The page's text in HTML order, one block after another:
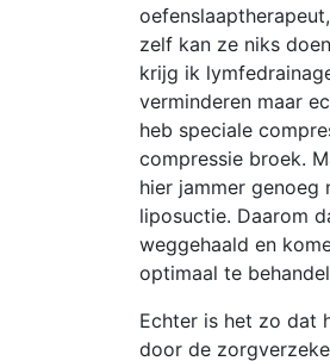
zelf kan ze niks
krijg ik
verminderen maar
heb speciale
compressie broek.
hier jammer
liposuctie. Daarom
weggehaald en
optimaal te
Echter is het zo dat
door de